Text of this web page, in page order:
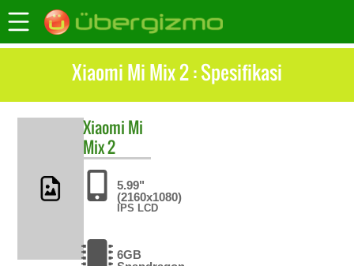
Xiaomi Mi Mix 2 : Spesifikasi
Xiaomi Mi
Mix 2
5.99"
(2160x1080)
IPS LCD
6GB